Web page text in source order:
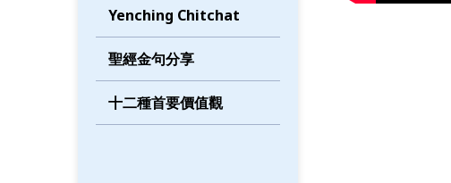
Yenching Chitchat
聖經金句分享
十二種首要價值觀